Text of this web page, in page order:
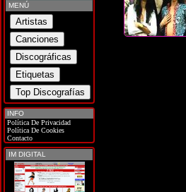
MENÚ
INFO
Política De Privacidad
Política De Cookies
Contacto
IM DIGITAL